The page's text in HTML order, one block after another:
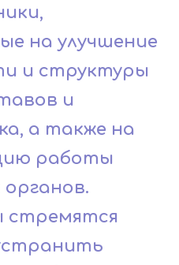
на улучшение
и структуры
и
а также на
работы